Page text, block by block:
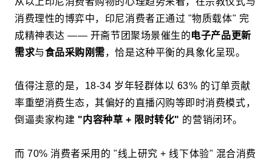
消费理性的博弈中，印尼消费者正通过 "物质载体" 完
成精神表达 —— 开斋节团聚场景催生的电子产品更新
需求与食品采购刚需，恰是这种平衡的具象化呈现。
值得注意的是，18-34 岁年轻群体以 63% 的订单贡献
率重塑消费生态，其偏好的直播闪购等即时消费模式，
倒逼卖家构建 "内容种草 + 限时转化" 的营销闭环。
而 70% 消费者采用的 "线上研究 + 线下体验" 混合消费